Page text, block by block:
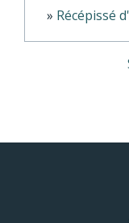
Récépissé